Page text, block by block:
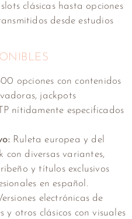
clásicas hasta opciones
desde estudios
opciones con contenidos
jackpots
nítidamente especificados
Ruleta europea y del
con diversas variantes,
y títulos exclusivos
en español.
electrónicas de
y otros clásicos con visuales